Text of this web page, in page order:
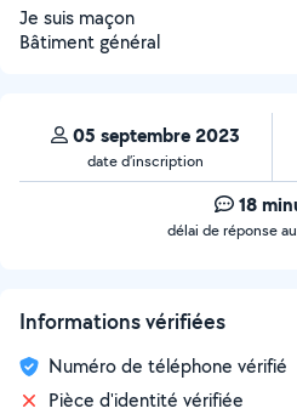
Je suis maçon
Bâtiment général
05 septembre 2023
date d’inscription
18
délai de réponse
Informations vérifiées
Numéro de téléphone vérifié
Pièce d'identité vérifiée